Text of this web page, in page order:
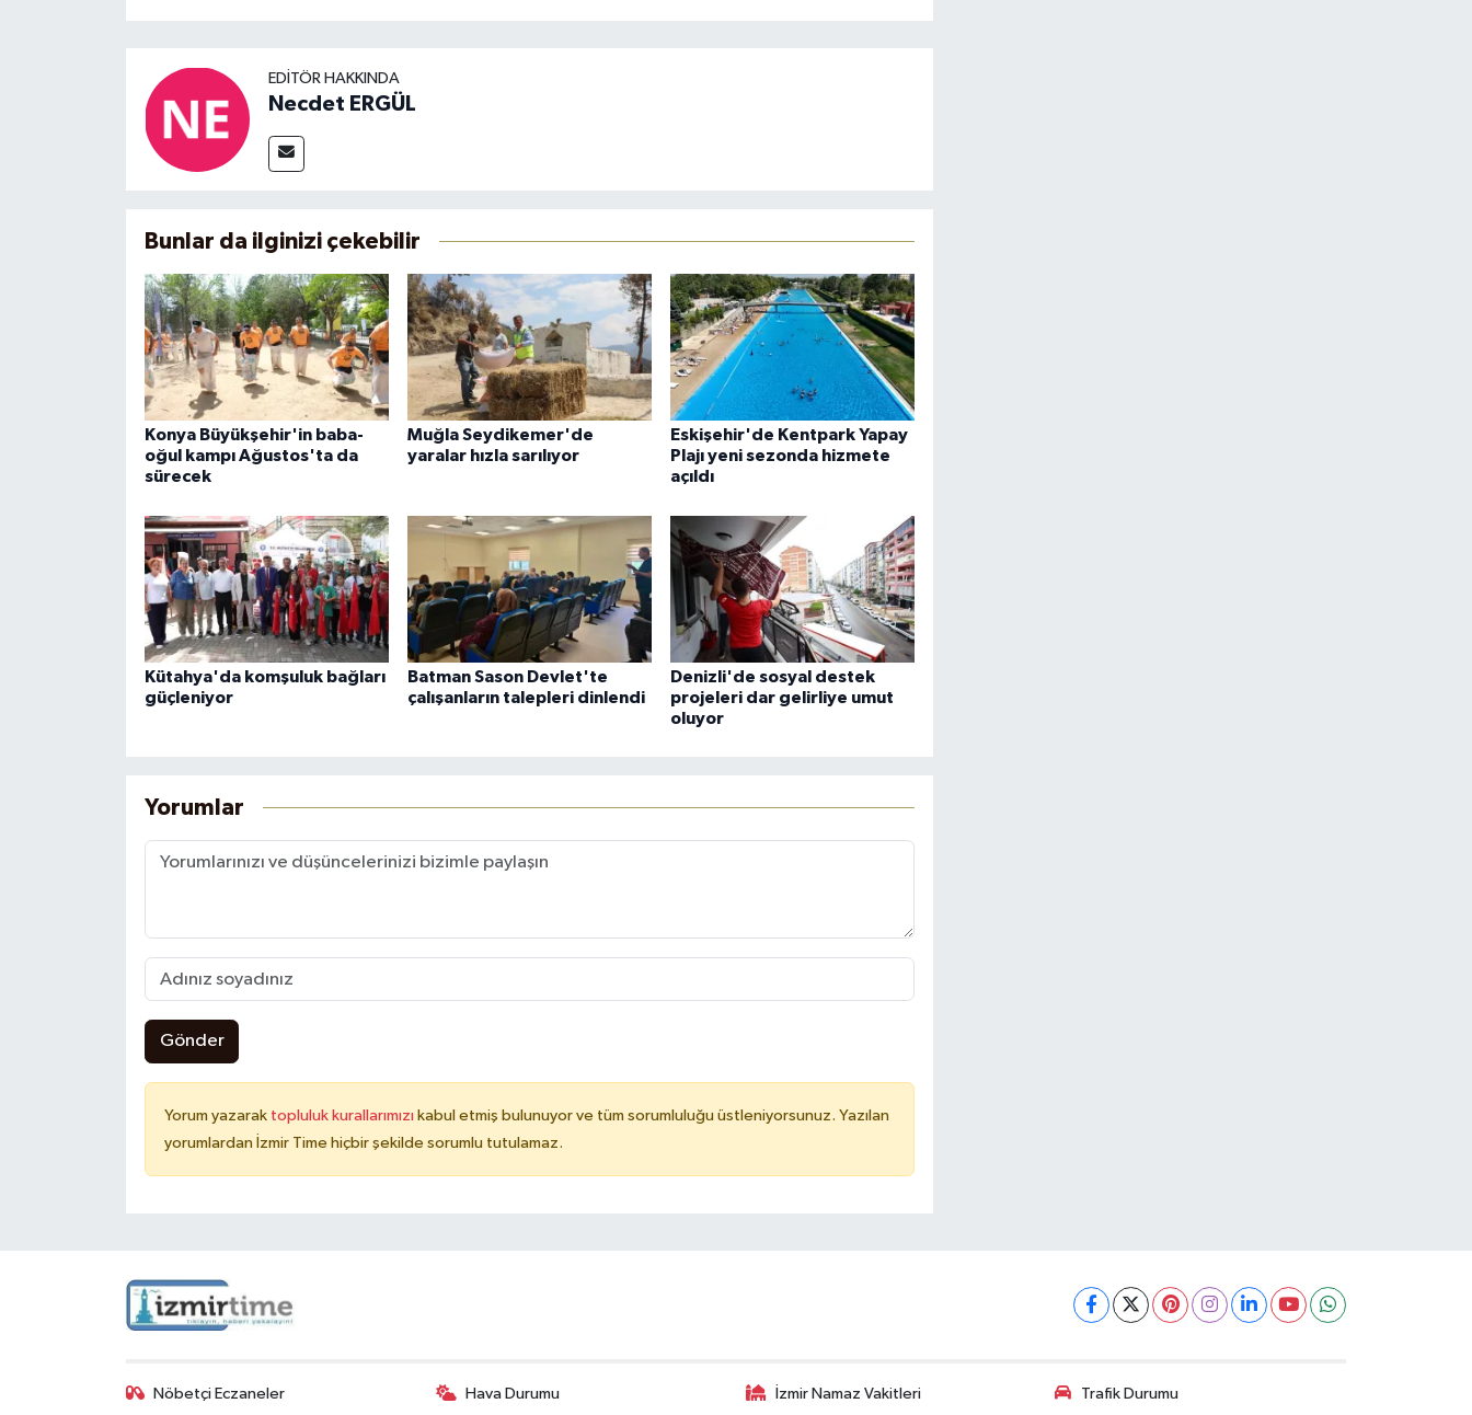
EDITÖR HAKKINDA
Necdet ERGÜL
Bunlar da ilginizi çekebilir
Konya Büyükşehir'in baba-
oğul kampı Ağustos'ta da
sürecek
Muğla Seydikemer'de
yaralar hızla sarılıyor
Eskişehir'de Kentpark Yapay
Plajı yeni sezonda hizmete
açıldı
Kütahya'da komşuluk bağları
güçleniyor
Batman Sason Devlet'te
çalışanların talepleri dinlendi
Denizli'de sosyal destek
projeleri dar gelirliye umut
oluyor
Yorumlar
Gönder
Yorum yazarak topluluk kurallarımızı kabul etmiş bulunuyor ve tüm sorumluluğu üstleniyorsunuz. Yazılan
yorumlardan İzmir Time hiçbir şekilde sorumlu tutulamaz.
Nöbetçi Eczaneler Hava Durumu İzmir Namaz Vakitleri Trafik Durumu